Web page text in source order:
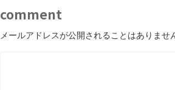
comment
メールアドレスが公開されることはありませ